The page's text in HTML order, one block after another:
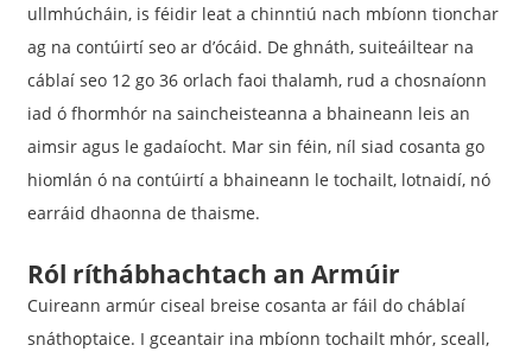
ullmhúcháin, is féidir leat a chinntiú nach mbíonn tionchar
ag na contúirtí seo ar d’ócáid. De ghnáth, suiteáiltear na
cáblaí seo 12 go 36 orlach faoi thalamh, rud a chosnaíonn
iad ó fhormhór na saincheisteanna a bhaineann leis an
aimsir agus le gadaíocht. Mar sin féin, níl siad cosanta go
hiomlán ó na contúirtí a bhaineann le tochailt, lotnaidí, nó
earráid dhaonna de thaisme.
Ról ríthábhachtach an Armúir
Cuireann armúr ciseal breise cosanta ar fáil do cháblaí
snáthoptaice. I gceantair ina mbíonn tochailt mhór, sceall,